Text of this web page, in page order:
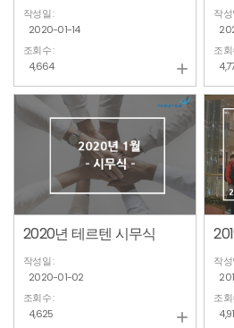
작성일 :
2020-01-14
조회수 :
4,664

작성
조회
2020년 테르텐 시무식
작성일 :
2020-01-02
조회수 :
4,625

작성
조회